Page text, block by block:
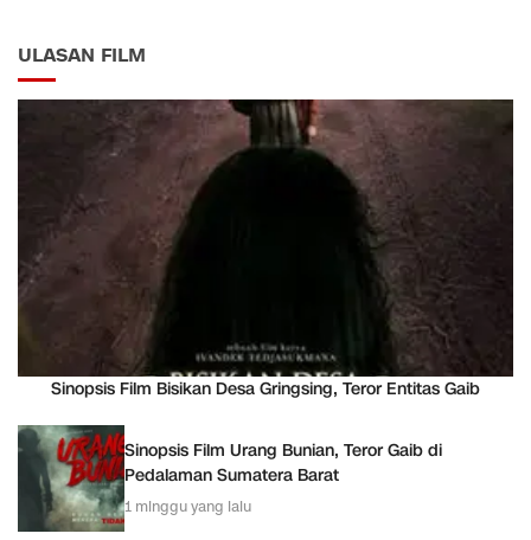
ULASAN FILM
Sinopsis Film Bisikan Desa Gringsing, Teror Entitas Gaib
Sinopsis Film Urang Bunian, Teror Gaib di
Pedalaman Sumatera Barat
1 minggu yang lalu